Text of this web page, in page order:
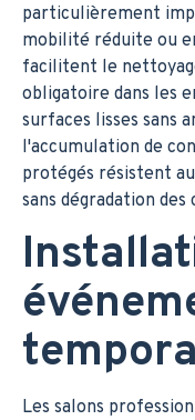
particulièrement
mobilité réduite ou
facilitent le
obligatoire dans les
surfaces lisses sans
l'accumulation de
protégés résistent
sans dégradation
Les salons